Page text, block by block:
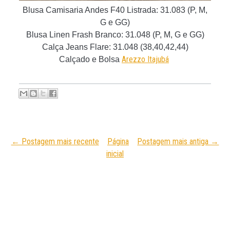
Blusa Camisaria Andes F40 Listrada: 31.083 (P, M,
G e GG)
Blusa Linen Frash Branco: 31.048 (P, M, G e GG)
Calça Jeans Flare: 31.048 (38,40,42,44)
Calçado e Bolsa Arezzo Itajubá
← Postagem mais recente Postagem mais antiga →
Página
inicial